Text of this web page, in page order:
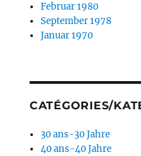
Februar 1980
September 1978
Januar 1970
CATÉGORIES/
30 ans-30 Jahre
40 ans-40 Jahre